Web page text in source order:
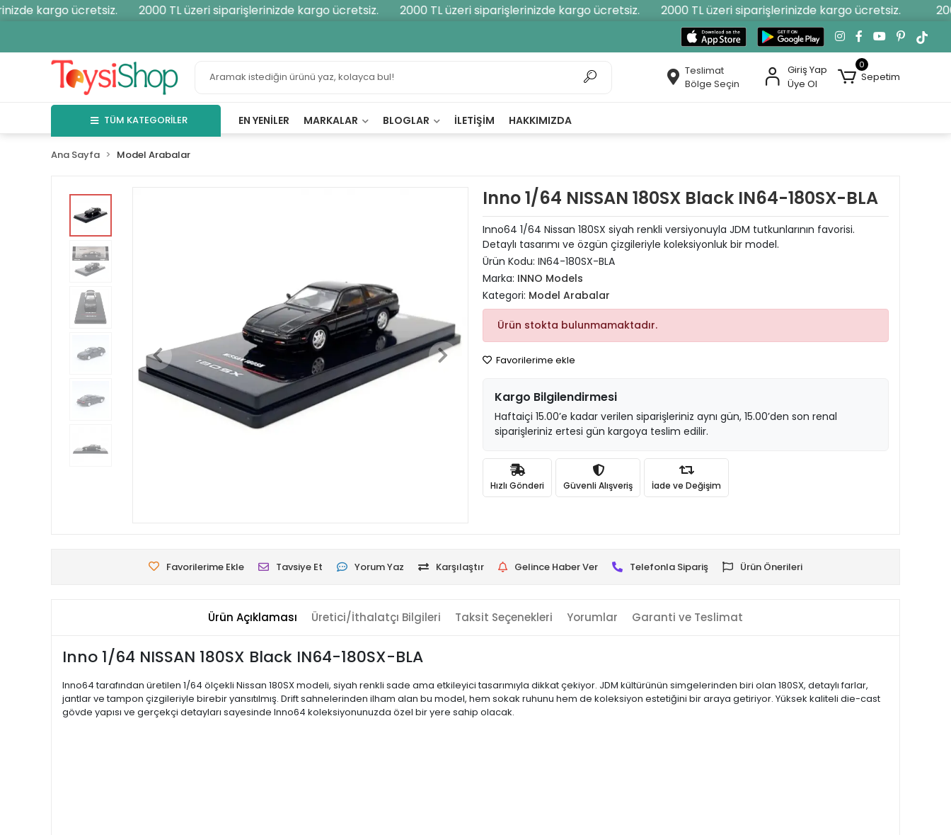
kargo ücretsiz. 2000 TL üzeri siparişlerinizde kargo ücretsiz. 2000 TL üzeri siparişlerinizde kargo ücretsiz. 2000 TL üzeri siparişlerinizde kargo ücretsiz.
Teslimat
Bölge Seçin
Giriş Yap
Üye Ol
0
Sepetim
TÜM KATEGORİLER EN YENILER MARKALAR BLOGLAR İLETIŞIM HAKKIMIZDA
Ana Sayfa Model Arabalar
Inno 1/64 NISSAN 180SX Black IN64-180SX-BLA
Inno64 1/64 Nissan 180SX siyah renkli versiyonuyla JDM tutkunlarının favorisi.
Detaylı tasarımı ve özgün çizgileriyle koleksiyonluk bir model.
Ürün Kodu: IN64-180SX-BLA
Marka: INNO Models
Kategori: Model Arabalar
Ürün stokta bulunmamaktadır.
Favorilerime ekle
Kargo Bilgilendirmesi
Haftaiçi 15.00’e kadar verilen siparişleriniz aynı gün, 15.00’den son renal
siparişleriniz ertesi gün kargoya teslim edilir.
Hızlı Gönderi Güvenli Alışveriş İade ve Değişim
Favorilerime Ekle Tavsiye Et Yorum Yaz Karşılaştır Gelince Haber Ver Telefonla Sipariş Ürün Önerileri
Ürün Açıklaması Üretici/İthalatçı Bilgileri Taksit Seçenekleri Yorumlar Garanti ve Teslimat
Inno 1/64 NISSAN 180SX Black IN64-180SX-BLA
Inno64 tarafından üretilen 1/64 ölçekli Nissan 180SX modeli, siyah renkli sade ama etkileyici tasarımıyla dikkat çekiyor. JDM kültürünün simgelerinden biri olan 180SX, detaylı farlar,
jantlar ve tampon çizgileriyle birebir yansıtılmış. Drift sahnelerinden ilham alan bu model, hem sokak ruhunu hem de koleksiyon estetiğini bir araya getiriyor. Yüksek kaliteli die-cast
gövde yapısı ve gerçekçi detayları sayesinde Inno64 koleksiyonunuzda özel bir yere sahip olacak.